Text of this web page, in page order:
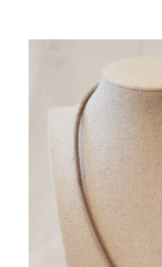
più
Le
opzioni
possono
essere
scelte
nella